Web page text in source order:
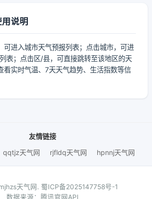
说明
可进入城市天气预报列表；点击城市，可进
表；点击区/县，可直接跳转至该地区的天
看实时气温、7天天气趋势、生活指数等信
友情链接
qqtjz天气网 rjfldq天气网 hpnnj天气网
天气网. 蜀ICP备2025147758号-1
数据来源：腾讯官网API